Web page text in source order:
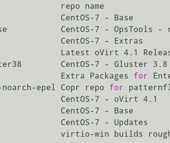
repo name
CentOS-7 - Base
CentOS-7 -
CentOS-7 - Extras
Latest oVirt 4.1
CentOS-7 -
Extra Packages for
epel Copr repo for
CentOS-7 - oVirt
CentOS-7 - Base
CentOS-7 -
virtio-win builds